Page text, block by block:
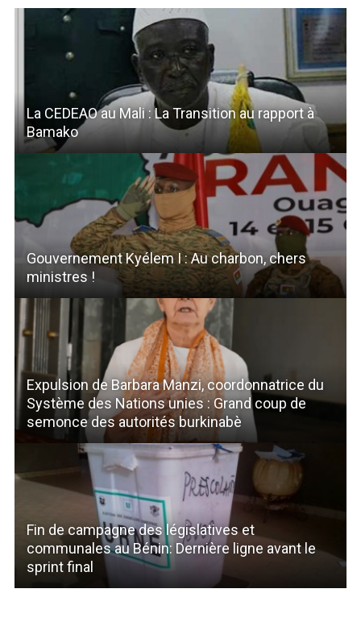
La CEDEAO au Mali : La Transition au rapport à
Bamako
Gouvernement Kyélem I : Au charbon, chers
ministres !
Expulsion de Barbara Manzi, coordonnatrice du
Système des Nations unies : Grand coup de
semonce des autorités burkinabè
Fin de campagne des législatives et
communales au Bénin: Dernière ligne avant le
sprint final